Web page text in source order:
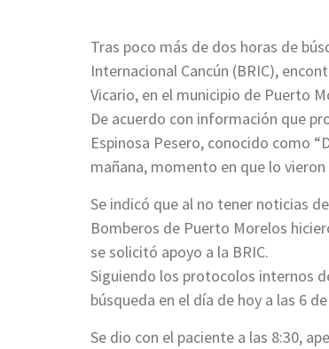
Tras poco más de dos horas de
Internacional Cancún (BRIC),
Vicario, en el municipio de Puerto
De acuerdo con información que
Espinosa Pesero, conocido como
mañana, momento en que lo
Se indicó que al no tener noticias
Bomberos de Puerto Morelos
se solicitó apoyo a la BRIC.
Siguiendo los protocolos internos
búsqueda en el día de hoy a las 6
Se dio con el paciente a las 8:30,